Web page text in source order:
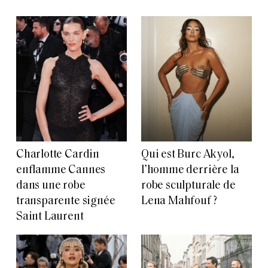
Charlotte Cardin
enflamme Cannes
dans une robe
transparente signée
Saint Laurent
Qui est Burc Akyol,
l’homme derrière la
robe sculpturale de
Lena Mahfouf ?